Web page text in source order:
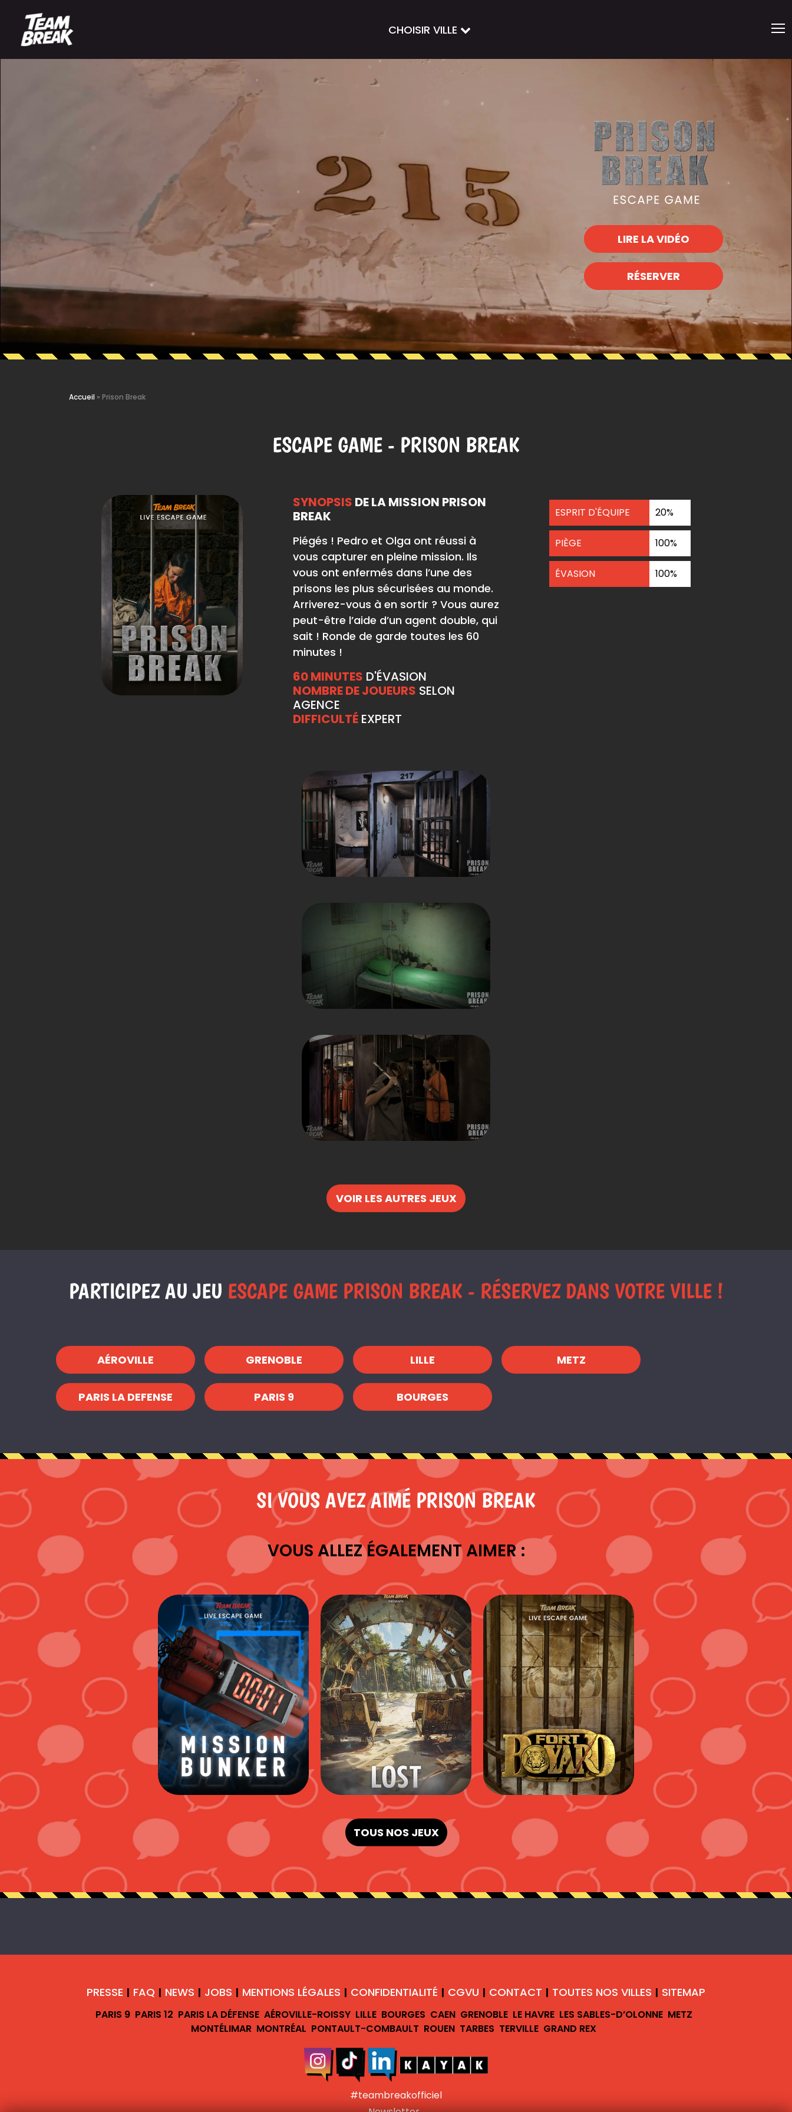
CHOISIR VILLE
LIRE LA VIDÉO
RÉSERVER
Accueil » Prison Break
ESCAPE GAME - PRISON BREAK
SYNOPSIS DE LA MISSION PRISON
BREAK
Piégés ! Pedro et Olga ont réussi à
vous capturer en pleine mission. Ils
vous ont enfermés dans l’une des
prisons les plus sécurisées au monde.
Arriverez-vous à en sortir ? Vous aurez
peut-être l’aide d’un agent double, qui
sait ! Ronde de garde toutes les 60
minutes !
60 MINUTES D'ÉVASION
NOMBRE DE JOUEURS SELON
AGENCE
DIFFICULTÉ EXPERT
ESPRIT D'ÉQUIPE 20%
PIÈGE 100%
ÉVASION 100%
VOIR LES AUTRES JEUX
PARTICIPEZ AU JEU ESCAPE GAME PRISON BREAK - RÉSERVEZ DANS VOTRE VILLE !
AÉROVILLE GRENOBLE LILLE METZ
PARIS LA DEFENSE PARIS 9 BOURGES
SI VOUS AVEZ AIMÉ PRISON BREAK
VOUS ALLEZ ÉGALEMENT AIMER :
TOUS NOS JEUX
PRESSE | FAQ | NEWS | JOBS | MENTIONS LÉGALES | CONFIDENTIALITÉ | CGVU | CONTACT | TOUTES NOS VILLES | SITEMAP
PARIS 9 PARIS 12 PARIS LA DÉFENSE AÉROVILLE-ROISSY LILLE BOURGES CAEN GRENOBLE LE HAVRE LES SABLES-D’OLONNE METZ
MONTÉLIMAR MONTRÉAL PONTAULT-COMBAULT ROUEN TARBES TERVILLE GRAND REX
#teambreakofficiel